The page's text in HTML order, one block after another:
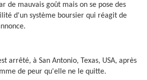
de mauvais goût mais on se pose des
d'un système boursier qui réagit de
arrêté, à San Antonio, Texas, USA, après
de peur qu'elle ne le quitte.